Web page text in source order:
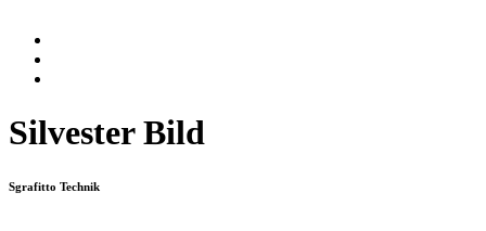
Silvester Bild
Sgrafitto Technik